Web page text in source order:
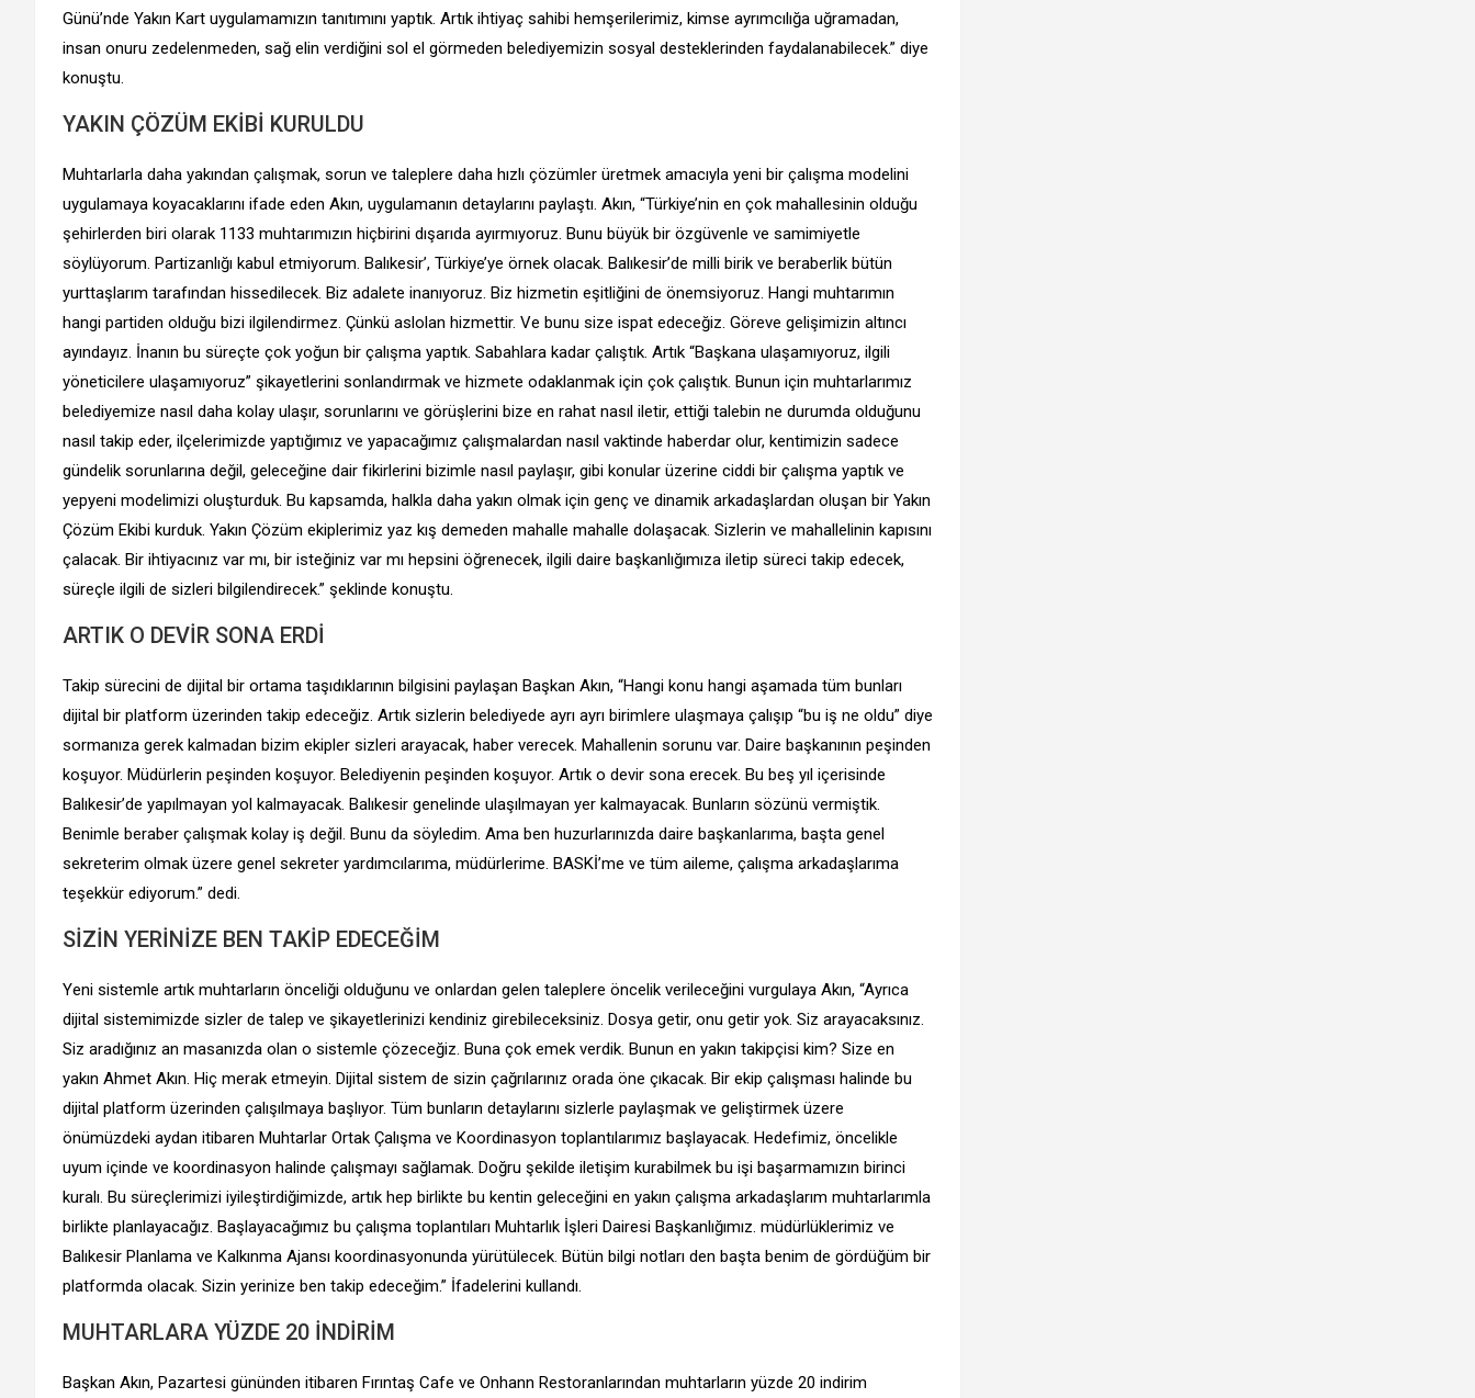
Günü’nde Yakın Kart uygulamamızın tanıtımını yaptık. Artık ihtiyaç sahibi hemşerilerimiz, kimse ayrımcılığa uğramadan,
insan onuru zedelenmeden, sağ elin verdiğini sol el görmeden belediyemizin sosyal desteklerinden faydalanabilecek.” diye
konuştu.
YAKIN ÇÖZÜM EKİBİ KURULDU
Muhtarlarla daha yakından çalışmak, sorun ve taleplere daha hızlı çözümler üretmek amacıyla yeni bir çalışma modelini
uygulamaya koyacaklarını ifade eden Akın, uygulamanın detaylarını paylaştı. Akın, “Türkiye’nin en çok mahallesinin olduğu
şehirlerden biri olarak 1133 muhtarımızın hiçbirini dışarıda ayırmıyoruz. Bunu büyük bir özgüvenle ve samimiyetle
söylüyorum. Partizanlığı kabul etmiyorum. Balıkesir’, Türkiye’ye örnek olacak. Balıkesir’de milli birik ve beraberlik bütün
yurttaşlarım tarafından hissedilecek. Biz adalete inanıyoruz. Biz hizmetin eşitliğini de önemsiyoruz. Hangi muhtarımın
hangi partiden olduğu bizi ilgilendirmez. Çünkü aslolan hizmettir. Ve bunu size ispat edeceğiz. Göreve gelişimizin altıncı
ayındayız. İnanın bu süreçte çok yoğun bir çalışma yaptık. Sabahlara kadar çalıştık. Artık “Başkana ulaşamıyoruz, ilgili
yöneticilere ulaşamıyoruz” şikayetlerini sonlandırmak ve hizmete odaklanmak için çok çalıştık. Bunun için muhtarlarımız
belediyemize nasıl daha kolay ulaşır, sorunlarını ve görüşlerini bize en rahat nasıl iletir, ettiği talebin ne durumda olduğunu
nasıl takip eder, ilçelerimizde yaptığımız ve yapacağımız çalışmalardan nasıl vaktinde haberdar olur, kentimizin sadece
gündelik sorunlarına değil, geleceğine dair fikirlerini bizimle nasıl paylaşır, gibi konular üzerine ciddi bir çalışma yaptık ve
yepyeni modelimizi oluşturduk. Bu kapsamda, halkla daha yakın olmak için genç ve dinamik arkadaşlardan oluşan bir Yakın
Çözüm Ekibi kurduk. Yakın Çözüm ekiplerimiz yaz kış demeden mahalle mahalle dolaşacak. Sizlerin ve mahallelinin kapısını
çalacak. Bir ihtiyacınız var mı, bir isteğiniz var mı hepsini öğrenecek, ilgili daire başkanlığımıza iletip süreci takip edecek,
süreçle ilgili de sizleri bilgilendirecek.” şeklinde konuştu.
ARTIK O DEVİR SONA ERDİ
Takip sürecini de dijital bir ortama taşıdıklarının bilgisini paylaşan Başkan Akın, “Hangi konu hangi aşamada tüm bunları
dijital bir platform üzerinden takip edeceğiz. Artık sizlerin belediyede ayrı ayrı birimlere ulaşmaya çalışıp “bu iş ne oldu” diye
sormanıza gerek kalmadan bizim ekipler sizleri arayacak, haber verecek. Mahallenin sorunu var. Daire başkanının peşinden
koşuyor. Müdürlerin peşinden koşuyor. Belediyenin peşinden koşuyor. Artık o devir sona erecek. Bu beş yıl içerisinde
Balıkesir’de yapılmayan yol kalmayacak. Balıkesir genelinde ulaşılmayan yer kalmayacak. Bunların sözünü vermiştik.
Benimle beraber çalışmak kolay iş değil. Bunu da söyledim. Ama ben huzurlarınızda daire başkanlarıma, başta genel
sekreterim olmak üzere genel sekreter yardımcılarıma, müdürlerime. BASKİ’me ve tüm aileme, çalışma arkadaşlarıma
teşekkür ediyorum.” dedi.
SİZİN YERİNİZE BEN TAKİP EDECEĞİM
Yeni sistemle artık muhtarların önceliği olduğunu ve onlardan gelen taleplere öncelik verileceğini vurgulaya Akın, “Ayrıca
dijital sistemimizde sizler de talep ve şikayetlerinizi kendiniz girebileceksiniz. Dosya getir, onu getir yok. Siz arayacaksınız.
Siz aradığınız an masanızda olan o sistemle çözeceğiz. Buna çok emek verdik. Bunun en yakın takipçisi kim? Size en
yakın Ahmet Akın. Hiç merak etmeyin. Dijital sistem de sizin çağrılarınız orada öne çıkacak. Bir ekip çalışması halinde bu
dijital platform üzerinden çalışılmaya başlıyor. Tüm bunların detaylarını sizlerle paylaşmak ve geliştirmek üzere
önümüzdeki aydan itibaren Muhtarlar Ortak Çalışma ve Koordinasyon toplantılarımız başlayacak. Hedefimiz, öncelikle
uyum içinde ve koordinasyon halinde çalışmayı sağlamak. Doğru şekilde iletişim kurabilmek bu işi başarmamızın birinci
kuralı. Bu süreçlerimizi iyileştirdiğimizde, artık hep birlikte bu kentin geleceğini en yakın çalışma arkadaşlarım muhtarlarımla
birlikte planlayacağız. Başlayacağımız bu çalışma toplantıları Muhtarlık İşleri Dairesi Başkanlığımız. müdürlüklerimiz ve
Balıkesir Planlama ve Kalkınma Ajansı koordinasyonunda yürütülecek. Bütün bilgi notları den başta benim de gördüğüm bir
platformda olacak. Sizin yerinize ben takip edeceğim.” İfadelerini kullandı.
MUHTARLARA YÜZDE 20 İNDİRİM
Başkan Akın, Pazartesi gününden itibaren Fırıntaş Cafe ve Onhann Restoranlarından muhtarların yüzde 20 indirim